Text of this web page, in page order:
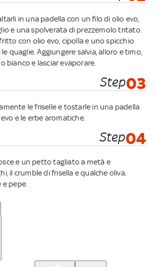
in una padella con un filo di olio evo,
e una spolverata di prezzemolo tritato.
con olio evo, cipolla e uno spicchio
le quaglie. Aggiungere salvia, alloro e timo,
bianco e lasciar evaporare.
Step03
le friselle e tostarle in una padella
e le erbe aromatiche.
Step04
e un petto tagliato a metà e
il crumble di frisella e qualche oliva.
e pepe.